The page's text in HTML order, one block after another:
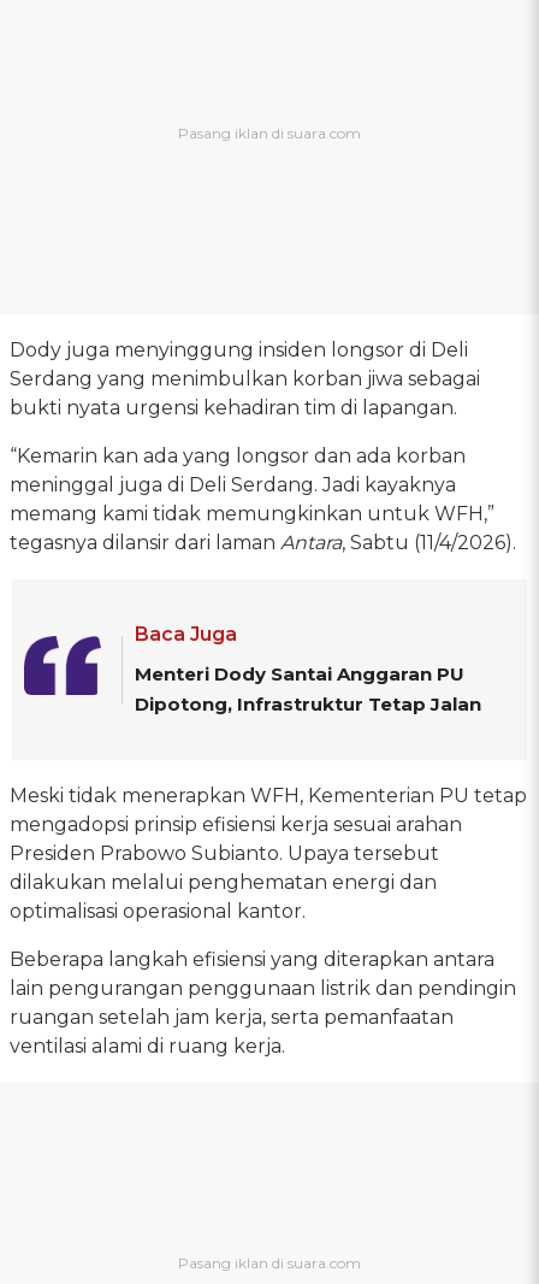
Dody juga menyinggung insiden longsor di Deli
Serdang yang menimbulkan korban jiwa sebagai
bukti nyata urgensi kehadiran tim di lapangan.
“Kemarin kan ada yang longsor dan ada korban
meninggal juga di Deli Serdang. Jadi kayaknya
memang kami tidak memungkinkan untuk WFH,”
tegasnya dilansir dari laman Antara, Sabtu (11/4/2026).
Baca Juga
Menteri Dody Santai Anggaran PU
Dipotong, Infrastruktur Tetap Jalan
Meski tidak menerapkan WFH, Kementerian PU tetap
mengadopsi prinsip efisiensi kerja sesuai arahan
Presiden Prabowo Subianto. Upaya tersebut
dilakukan melalui penghematan energi dan
optimalisasi operasional kantor.
Beberapa langkah efisiensi yang diterapkan antara
lain pengurangan penggunaan listrik dan pendingin
ruangan setelah jam kerja, serta pemanfaatan
ventilasi alami di ruang kerja.